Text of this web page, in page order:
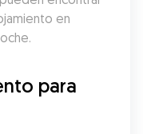
en
para